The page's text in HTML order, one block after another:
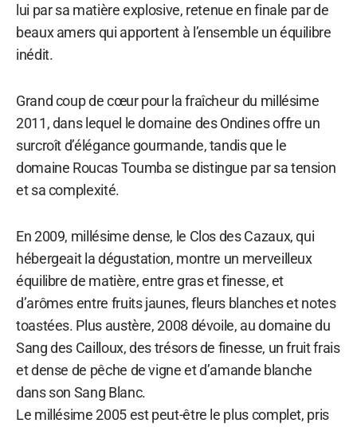
lui par sa matière explosive, retenue en finale par de
beaux amers qui apportent à l’ensemble un équilibre
inédit.
Grand coup de cœur pour la fraîcheur du millésime
2011, dans lequel le domaine des Ondines offre un
surcroît d’élégance gourmande, tandis que le
domaine Roucas Toumba se distingue par sa tension
et sa complexité.
En 2009, millésime dense, le Clos des Cazaux, qui
hébergeait la dégustation, montre un merveilleux
équilibre de matière, entre gras et finesse, et
d’arômes entre fruits jaunes, fleurs blanches et notes
toastées. Plus austère, 2008 dévoile, au domaine du
Sang des Cailloux, des trésors de finesse, un fruit frais
et dense de pêche de vigne et d’amande blanche
dans son Sang Blanc.
Le millésime 2005 est peut-être le plus complet, pris